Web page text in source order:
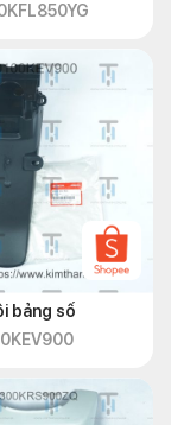
bảng số